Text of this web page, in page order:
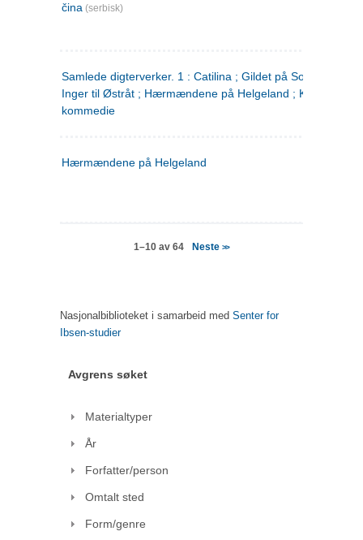
čina (serbisk)
Samlede digterverker. 1 : Catilina ; Gildet på Solhaug ; Fru
Inger til Østråt ; Hærmændene på Helgeland ;
kommedie
Hærmændene på Helgeland
1–10 av 64 Neste>>
Nasjonalbiblioteket i samarbeid med Senter for
Ibsen-studier
Avgrens søket
Materialtyper
År
Forfatter/person
Omtalt sted
Form/genre